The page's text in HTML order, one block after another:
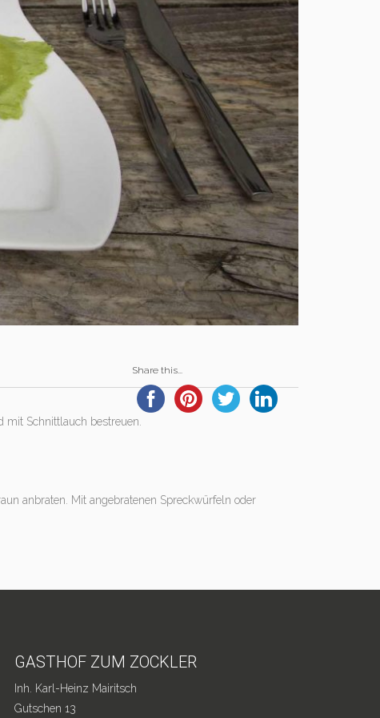
Share this...
Schnittlauch bestreuen.
anbraten. Mit angebratenen Spreckwürfeln oder
GASTHOF ZUM ZOCKLER
Inh. Karl-Heinz Mairitsch
Gutschen 13